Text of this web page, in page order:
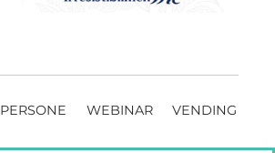
PERSONE WEBINAR VENDING